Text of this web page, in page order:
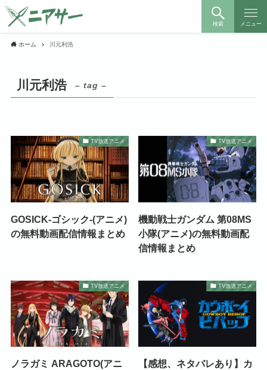
検索 メニュー
ホーム 川元利浩
川元利浩 – tag –
TV放送アニメ
GOSICK-ゴシック-(アニメ)
の無料動画配信情報まとめ
TV放送アニメ
機動戦士ガンダム 第08MS
小隊(アニメ)の無料動画配
信情報まとめ
TV放送アニメ
ノラガミ ARAGOTO(アニ
TV放送アニメ
【感想、ネタバレあり】カ